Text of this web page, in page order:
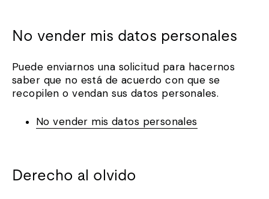
No vender mis datos personales
Puede enviarnos una solicitud para hacernos
saber que no está de acuerdo con que se
recopilen o vendan sus datos personales.
No vender mis datos personales
Derecho al olvido